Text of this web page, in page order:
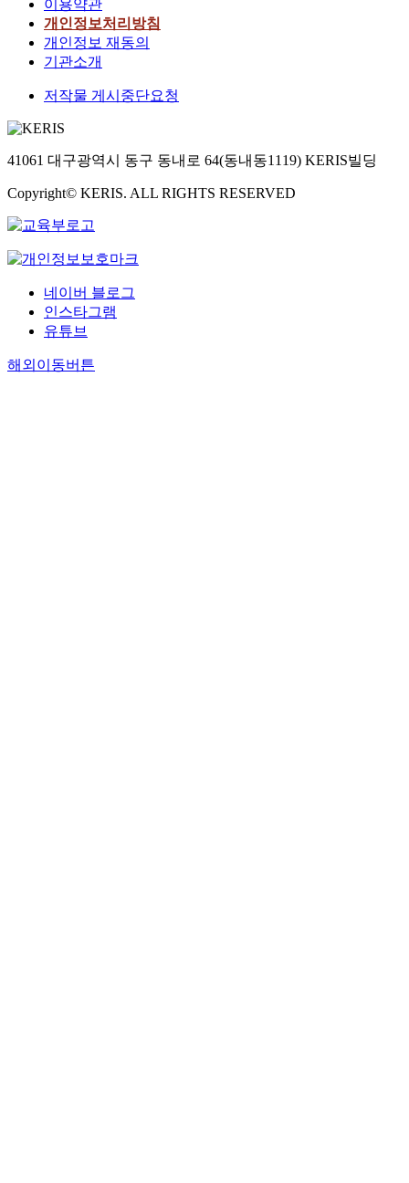
이용약관
개인정보처리방침
개인정보 재동의
기관소개
저작물 게시중단요청
41061 대구광역시 동구 동내로 64(동내동1119) KERIS빌딩
Copyright© KERIS. ALL RIGHTS RESERVED
네이버 블로그
인스타그램
유튜브
해외이동버튼